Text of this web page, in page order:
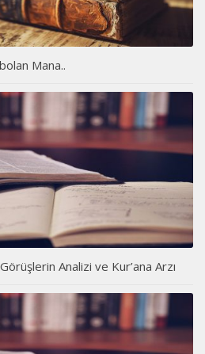
Mana..
Analizi ve Kur’ana Arzı